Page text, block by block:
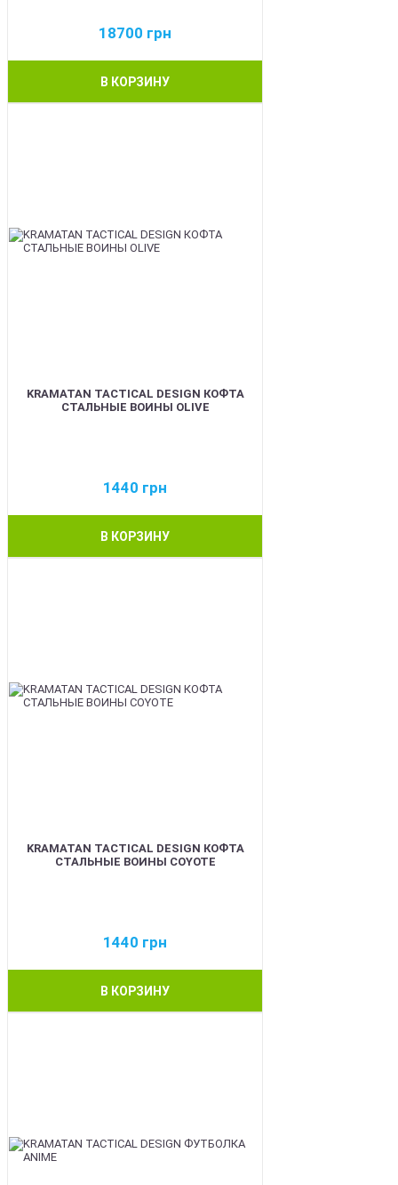
18700 грн
В КОРЗИНУ
KRAMATAN TACTICAL DESIGN КОФТА
СТАЛЬНЫЕ ВОИНЫ OLIVE
1440 грн
В КОРЗИНУ
KRAMATAN TACTICAL DESIGN КОФТА
СТАЛЬНЫЕ ВОИНЫ COYOTE
1440 грн
В КОРЗИНУ